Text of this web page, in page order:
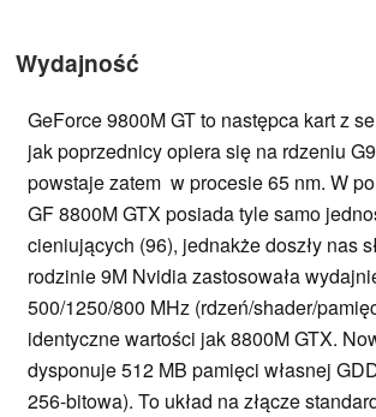
Wydajność
GeForce 9800M GT to następca kart z
jak poprzednicy opiera się na rdzeniu
powstaje zatem w procesie 65 nm. W
GF 8800M GTX posiada tyle samo
cieniujących (96), jednakże doszły nas
rodzinie 9M Nvidia zastosowała
500/1250/800 MHz (rdzeń/shader/
identyczne wartości jak 8800M GTX.
dysponuje 512 MB pamięci własnej
256-bitowa). To układ na złącze